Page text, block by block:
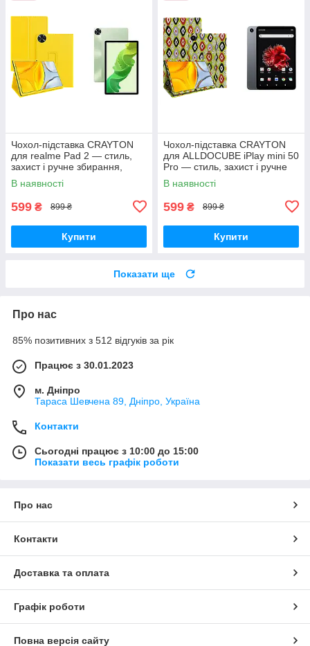
Чохол-підставка CRAYTON
для realme Pad 2 — стиль,
захист і ручне збирання,
колір Жовтий
В наявності
599 ₴ 899 ₴
Купити
Чохол-підставка CRAYTON
для ALLDOCUBE iPlay mini 50
Pro — стиль, захист і ручне
збирання, колір Камні
В наявності
599 ₴ 899 ₴
Купити
Показати ще
Про нас
85% позитивних з 512 відгуків за рік
Працює з 30.01.2023
м. Дніпро
Тараса Шевчена 89, Дніпро, Україна
Контакти
Сьогодні працює з 10:00 до 15:00
Показати весь графік роботи
Про нас
Контакти
Доставка та оплата
Графік роботи
Повна версія сайту